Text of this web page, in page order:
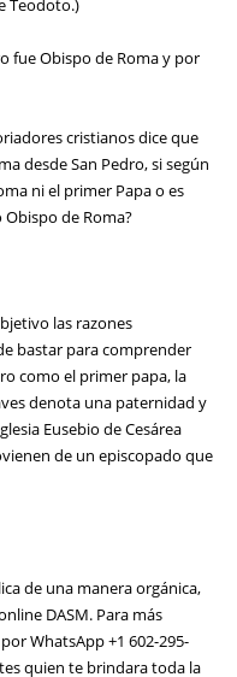
Teodoto.)
fue Obispo de Roma y por
cristianos dice que
desde San Pedro, si según
ni el primer Papa o es
de Roma?
las razones
bastar para comprender
como el primer papa, la
denota una paternidad y
Eusebio de Cesárea
de un episcopado que
de una manera orgánica,
DASM. Para más
WhatsApp +1 602-295-
quien te brindara toda la